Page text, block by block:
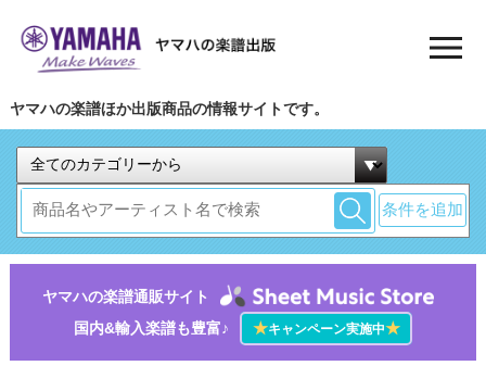
ヤマハの楽譜ほか出版商品の情報サイトです。
条件を追加
ヤマハの楽譜通販サイト
国内&輸入楽譜も豊富♪
★キャンペーン実施中★